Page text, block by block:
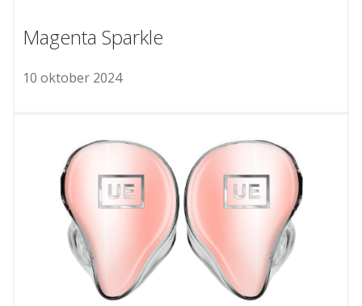
Magenta Sparkle
10 oktober 2024